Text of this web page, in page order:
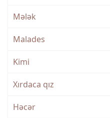
Mələk
Malades
Kimi
Xırdaca qız
Həcər